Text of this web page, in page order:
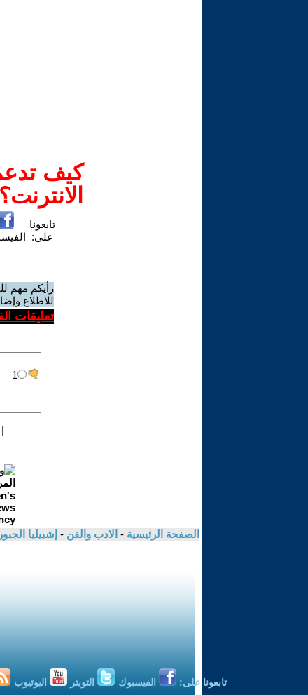
كيف
الانترنت؟
تابعونا
على:
رأيكم مهم
للاطلاع
تعليقات
|
الصفحة الرئيسية - الادب والفن - إشبيليا
تابعونا على: الفيسبوك التويتر اليوتيوب